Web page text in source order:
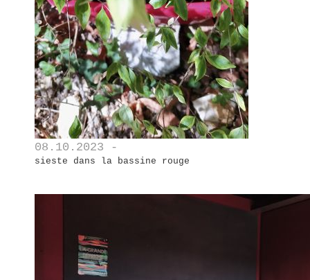
08.10.2023 -
sieste dans la bassine rouge